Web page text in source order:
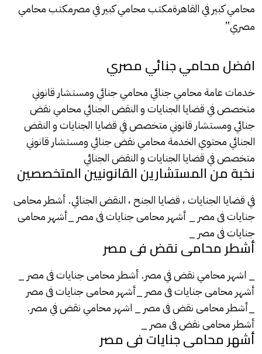
محامي كبير في القاهرةمكتب محامي كبير في مصرمكتب محامي
مصري”
افضل محامي جنائي مصري
خدمات عامة محامي جنائي محامي جنائي ومستشار قانوني
متخصص في قضايا الجنايات و النقض الجنائي محامي نقض
جنائي ومستشار قانوني متخصص في قضايا الجنايات و النقض
الجنائي محتوي الخدمة محامي نقض جنائي ومستشار قانوني
متخصص في قضايا الجنايات و النقض الجنائي
نخبة من المستشارين القانونيين المتخصصين
في قضايا الجنايات ، قضايا الجنح ، النقض الجنائي. أشطر محامى
جنايات فى مصر _ أشهر محامى جنايات فى مصر _أشهر محامى
جنايات فى مصر _
أشطر محامى نقض فى مصر
_ اشهر محامي نقض في مصر. أشطر محامى جنايات فى مصر _
أشهر محامى جنايات فى مصر _أشهر محامى جنايات فى مصر
_أشطر محامى نقض فى مصر _ اشهر محامي نقض في مصر.
أشطر محامى نقض فى مصر _
أشهر محامى جنايات فى مصر